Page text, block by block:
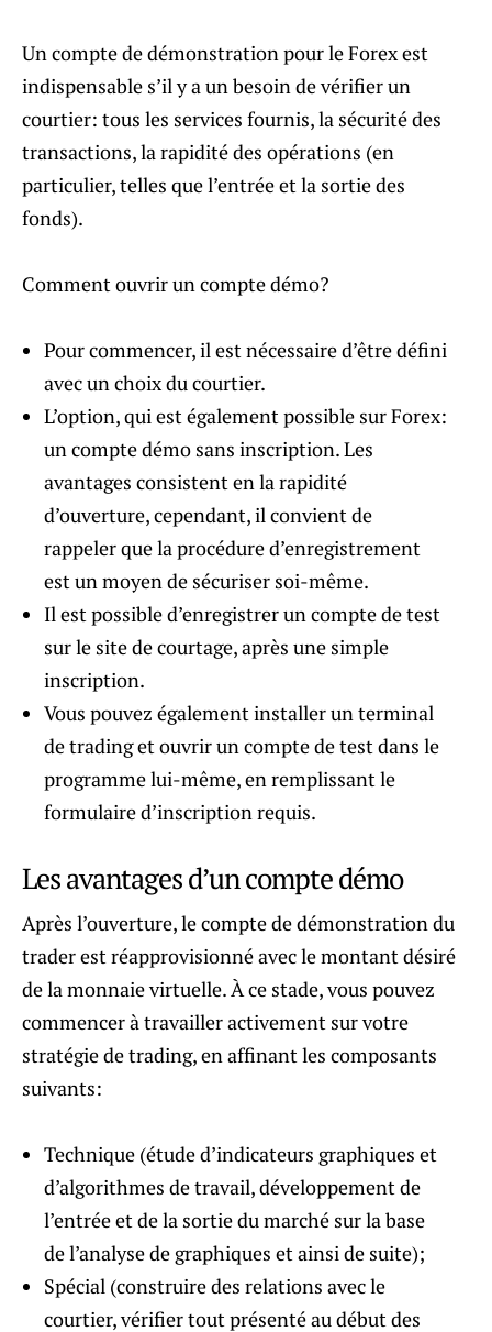
Un compte de démonstration pour le Forex est
indispensable s’il y a un besoin de vérifier un
courtier: tous les services fournis, la sécurité des
transactions, la rapidité des opérations (en
particulier, telles que l’entrée et la sortie des
fonds).
Comment ouvrir un compte démo?
Pour commencer, il est nécessaire d’être défini
avec un choix du courtier.
L’option, qui est également possible sur Forex:
un compte démo sans inscription. Les
avantages consistent en la rapidité
d’ouverture, cependant, il convient de
rappeler que la procédure d’enregistrement
est un moyen de sécuriser soi-même.
Il est possible d’enregistrer un compte de test
sur le site de courtage, après une simple
inscription.
Vous pouvez également installer un terminal
de trading et ouvrir un compte de test dans le
programme lui-même, en remplissant le
formulaire d’inscription requis.
Les avantages d’un compte démo
Après l’ouverture, le compte de démonstration du
trader est réapprovisionné avec le montant désiré
de la monnaie virtuelle. À ce stade, vous pouvez
commencer à travailler activement sur votre
stratégie de trading, en affinant les composants
suivants:
Technique (étude d’indicateurs graphiques et
d’algorithmes de travail, développement de
l’entrée et de la sortie du marché sur la base
de l’analyse de graphiques et ainsi de suite);
Spécial (construire des relations avec le
courtier, vérifier tout présenté au début des